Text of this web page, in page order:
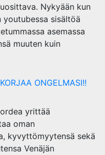
Nykyään kun
youtubessa sisältöä
asemassa
muuten kuin
ONGELMASI!!
yrittää
oman
kyvyttömyytensä sekä
Venäjän